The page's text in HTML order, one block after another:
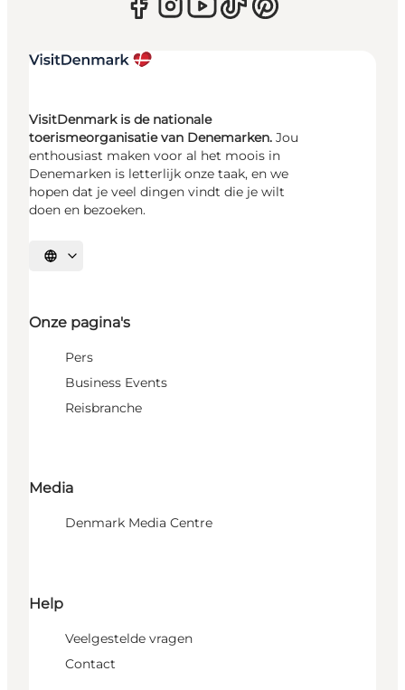
VisitDenmark is de nationale
toerismeorganisatie van Denemarken. Jou
enthousiast maken voor al het moois in
Denemarken is letterlijk onze taak, en we
hopen dat je veel dingen vindt die je wilt
doen en bezoeken.
Selecteer taal
Onze pagina's
Pers
Business Events
Reisbranche
Media
Denmark Media Centre
Help
Veelgestelde vragen
Contact